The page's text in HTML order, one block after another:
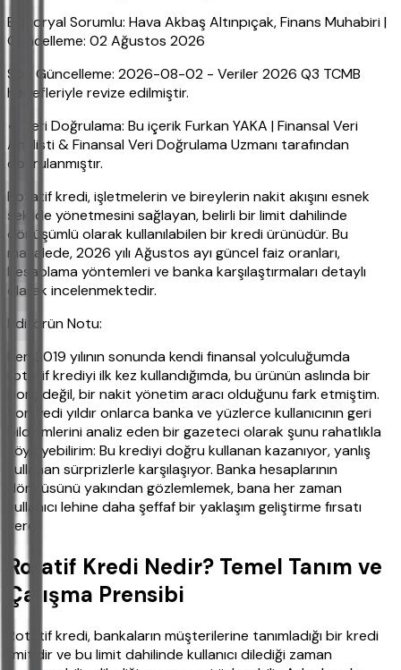
Editoryal Sorumlu: Hava Akbaş Altınpıçak, Finans Muhabiri |
Güncelleme: 02 Ağustos 2026
Son Güncelleme: 2026-08-02 - Veriler 2026 Q3 TCMB
hedefleriyle revize edilmiştir.
✔ Veri Doğrulama: Bu içerik Furkan YAKA | Finansal Veri
Analisti & Finansal Veri Doğrulama Uzmanı tarafından
doğrulanmıştır.
Rotatif kredi, işletmelerin ve bireylerin nakit akışını esnek
şekilde yönetmesini sağlayan, belirli bir limit dahilinde
dönüşümlü olarak kullanılabilen bir kredi ürünüdür. Bu
makalede, 2026 yılı Ağustos ayı güncel faiz oranları,
hesaplama yöntemleri ve banka karşılaştırmaları detaylı
olarak incelenmektedir.
Editörün Notu:
Ben 2019 yılının sonunda kendi finansal yolculuğumda
rotatif krediyi ilk kez kullandığımda, bu ürünün aslında bir
borç değil, bir nakit yönetim aracı olduğunu fark etmiştim.
Son yedi yıldır onlarca banka ve yüzlerce kullanıcının geri
bildirimlerini analiz eden bir gazeteci olarak şunu rahatlıkla
söyleyebilirim: Bu krediyi doğru kullanan kazanıyor, yanlış
kullanan sürprizlerle karşılaşıyor. Banka hesaplarının
döngüsünü yakından gözlemlemek, bana her zaman
kullanıcı lehine daha şeffaf bir yaklaşım geliştirme fırsatı
verdi.
Rotatif Kredi Nedir? Temel Tanım ve
Çalışma Prensibi
Rotatif kredi, bankaların müşterilerine tanımladığı bir kredi
limitidir ve bu limit dahilinde kullanıcı dilediği zaman